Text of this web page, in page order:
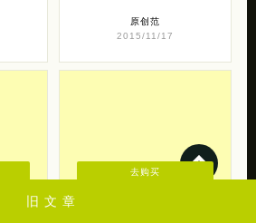
旧文章
品
边度时光原创品牌
去购买